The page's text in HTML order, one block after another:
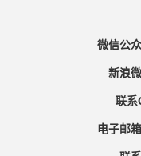
微信公
新浪
联系
电子邮箱